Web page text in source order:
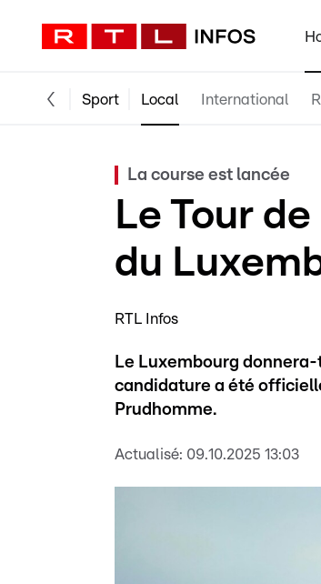
Sport Local International
La course est lancée
Le Tour
du
RTL Infos
Le Luxembourg
candidature a été
Prudhomme.
Actualisé: 09.10.2025 13:03